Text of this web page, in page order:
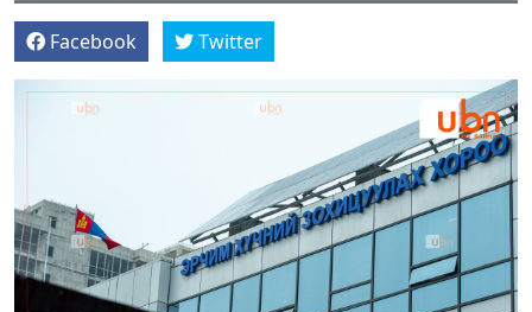
Facebook Twitter